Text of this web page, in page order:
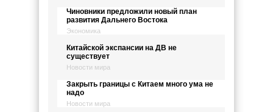
Чиновники предложили новый план
развития Дальнего Востока
Экономика
Китайской экспансии на ДВ не
существует
Новости мира
Закрыть границы с Китаем много ума не
надо
Новости мира